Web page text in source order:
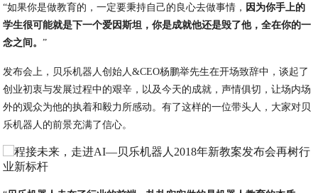
“如果你是做教育的，一定要秉持自己的良心去做事情， 因为你手上的
学生很可能就是下一个爱因斯坦，你是成就他还是毁了他，全在你的一
念之间。”
发布会上，贝乐机器人创始人&CEO杨鹏举先生在开场致辞中，谈起了
创业初衷与发展过程中的艰辛，以及今天的成就，声情俱切，让场内场
外的观众为他的执着和毅力所感动。有了这样的一位带头人，大家对贝
乐机器人的前景充满了信心。